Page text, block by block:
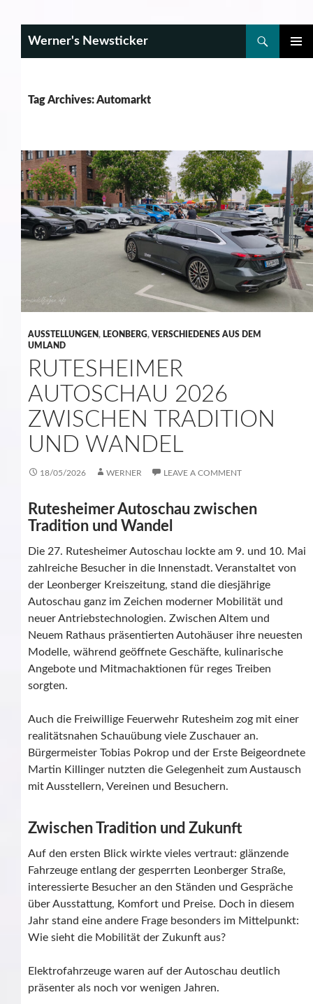
Werner's Newsticker
Tag Archives: Automarkt
AUSSTELLUNGEN, LEONBERG, VERSCHIEDENES AUS DEM
UMLAND
RUTESHEIMER
AUTOSCHAU 2026
ZWISCHEN TRADITION
UND WANDEL
18/05/2026 WERNER LEAVE A COMMENT
Rutesheimer Autoschau zwischen
Tradition und Wandel
Die 27. Rutesheimer Autoschau lockte am 9. und 10. Mai
zahlreiche Besucher in die Innenstadt. Veranstaltet von
der Leonberger Kreiszeitung, stand die diesjährige
Autoschau ganz im Zeichen moderner Mobilität und
neuer Antriebstechnologien. Zwischen Altem und
Neuem Rathaus präsentierten Autohäuser ihre neuesten
Modelle, während geöffnete Geschäfte, kulinarische
Angebote und Mitmachaktionen für reges Treiben
sorgten.
Auch die Freiwillige Feuerwehr Rutesheim zog mit einer
realitätsnahen Schauübung viele Zuschauer an.
Bürgermeister Tobias Pokrop und der Erste Beigeordnete
Martin Killinger nutzten die Gelegenheit zum Austausch
mit Ausstellern, Vereinen und Besuchern.
Zwischen Tradition und Zukunft
Auf den ersten Blick wirkte vieles vertraut: glänzende
Fahrzeuge entlang der gesperrten Leonberger Straße,
interessierte Besucher an den Ständen und Gespräche
über Ausstattung, Komfort und Preise. Doch in diesem
Jahr stand eine andere Frage besonders im Mittelpunkt:
Wie sieht die Mobilität der Zukunft aus?
Elektrofahrzeuge waren auf der Autoschau deutlich
präsenter als noch vor wenigen Jahren.